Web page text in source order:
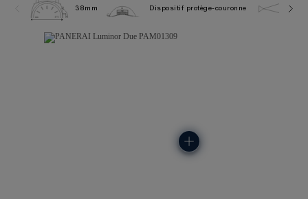
38mm Dispositif protège-couronne